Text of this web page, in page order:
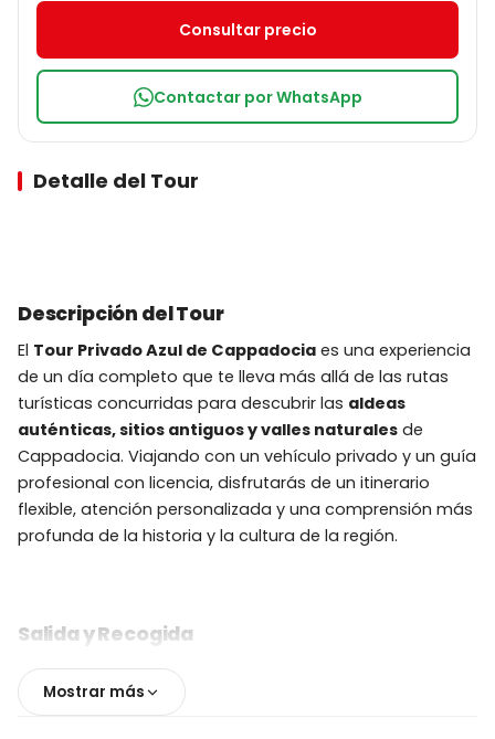
Detalle del Tour
Descripción del Tour
El Tour Privado Azul de Cappadocia es una experiencia
de un día completo que te lleva más allá de las rutas
turísticas concurridas para descubrir las aldeas
auténticas, sitios antiguos y valles naturales de
Cappadocia. Viajando con un vehículo privado y un guía
profesional con licencia, disfrutarás de un itinerario
flexible, atención personalizada y una comprensión más
profunda de la historia y la cultura de la región.
Salida y Recogida
Recogida en el hotel desde todas las regiones de
Cappadocia, incluyendo Göreme, Ürgüp, Uçhisar,
Mostrar más
Consultar precio
Contactar por WhatsApp